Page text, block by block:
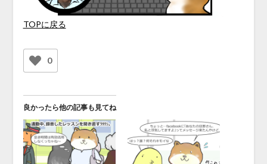
TOPに戻る
0
良かったら他の記事も見てね